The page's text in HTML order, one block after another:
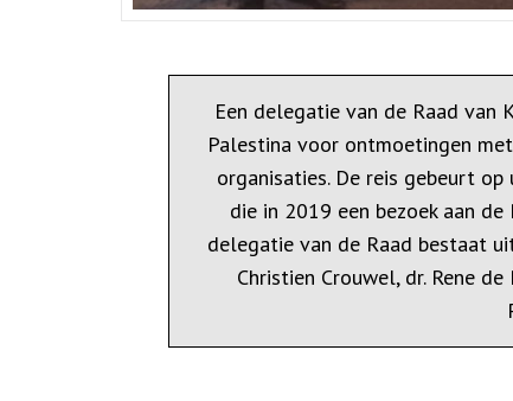
Een delegatie van de Raad van
Palestina voor ontmoetingen
organisaties. De reis gebeurt
die in 2019 een bezoek aan
delegatie van de Raad bestaat
Christien Crouwel, dr. Rene